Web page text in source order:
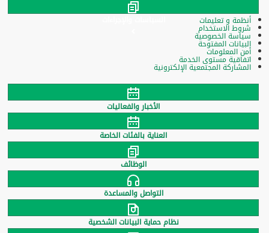
أنظمة و تعليمات
شروط الاستخدام
سياسة الخصوصية
البيانات المفتوحة
أمن المعلومات
اتفاقية مستوى الخدمة
المشاركة المجتمعية الإلكترونية
الأخبار والفعاليات
العناية بالفئات الخاصة
الوظائف
التواصل والمساعدة
نظام حماية البيانات الشخصية